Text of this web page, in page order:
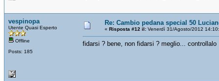
vespinopa
Utente Quasi Esperto
Offline
Posts: 185
Re: Cambio pedana special 50
« Risposta #12 il: Venerdì 31/Agosto/2012
fidarsi ? bene, non fidarsi ? meglio... controllalo